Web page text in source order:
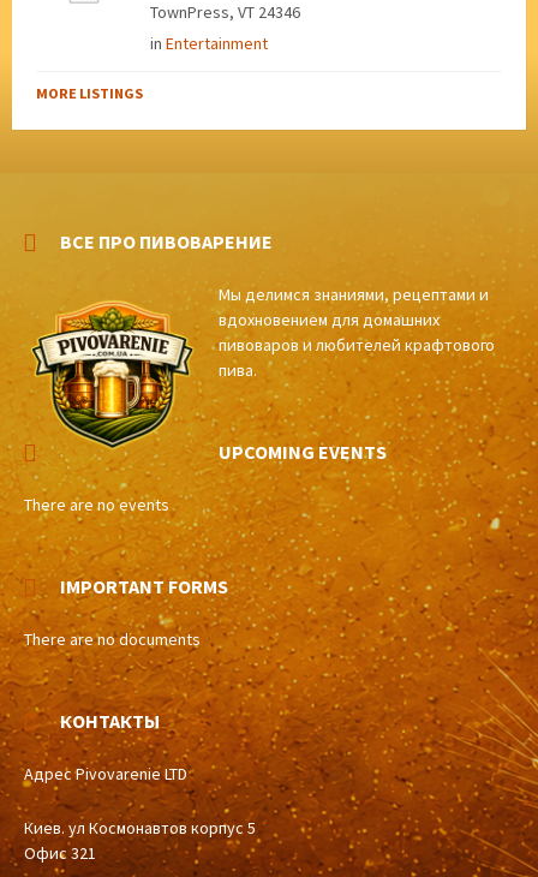
TownPress, VT 24346
in Entertainment
MORE LISTINGS
ВСЕ ПРО ПИВОВАРЕНИЕ
Мы делимся знаниями, рецептами и
вдохновением для домашних
пивоваров и любителей крафтового
пива.
UPCOMING EVENTS
There are no events
IMPORTANT FORMS
There are no documents
КОНТАКТЫ
Адрес Pivovarenie LTD
Киев. ул Космонавтов корпус 5
Офис 321